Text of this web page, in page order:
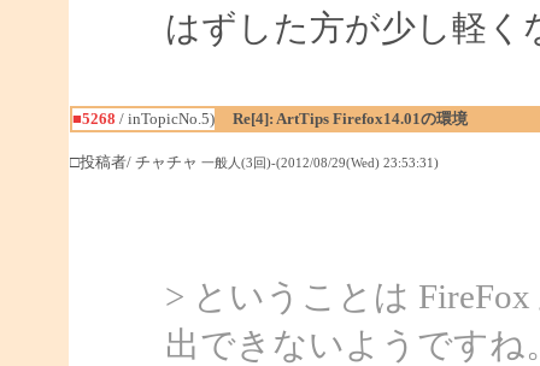
はずした方が少し軽く
■5268 / inTopicNo.5) Re[4]: ArtTips Firefox14.01の環境
□投稿者/ チャチャ 一般人(3回)-(2012/08/29(Wed) 23:53:31)
> ということは
出できないようですね